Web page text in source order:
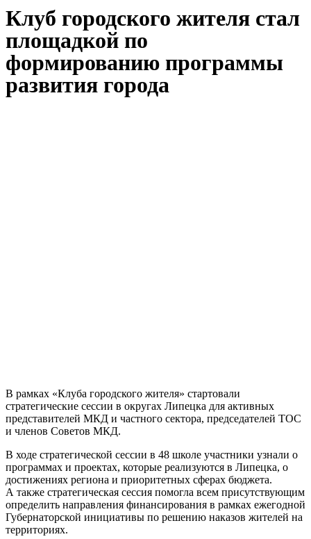
Клуб городского жителя стал
площадкой по
формированию программы
развития города
В рамках «Клуба городского жителя» стартовали
стратегические сессии в округах Липецка для активных
представителей МКД и частного сектора, председателей ТОС
и членов Советов МКД.
В ходе стратегической сессии в 48 школе участники узнали о
программах и проектах, которые реализуются в Липецка, о
достижениях региона и приоритетных сферах бюджета.
А также стратегическая сессия помогла всем присутствующим
определить направления финансирования в рамках ежегодной
Губернаторской инициативы по решению наказов жителей на
территориях.